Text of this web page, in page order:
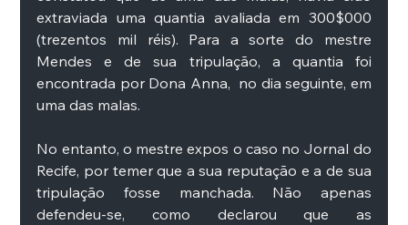
extraviada uma quantia avaliada em 300$000
(trezentos mil réis). Para a sorte do mestre
Mendes e de sua tripulação, a quantia foi
encontrada por Dona Anna,  no dia seguinte, em
uma das malas.
No entanto, o mestre expos o caso no Jornal do
Recife, por temer que a sua reputação e a de sua
tripulação fosse manchada. Não apenas
defendeu-se, como declarou que as